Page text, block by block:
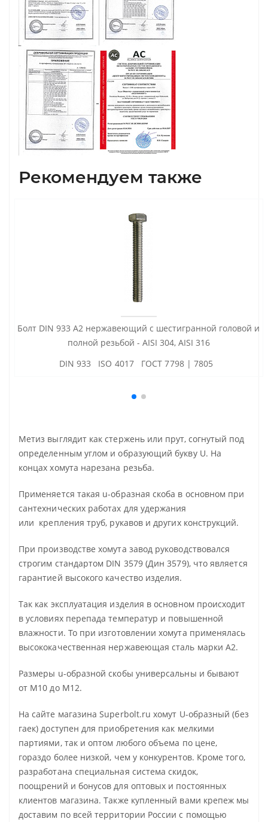
Рекомендуем также
Болт DIN 933 А2 нержавеющий с шестигранной головой и
полной резьбой - AISI 304, AISI 316
DIN 933 ISO 4017 ГОСТ 7798 | 7805
Метиз выглядит как стержень или прут, согнутый под
определенным углом и образующий букву U. На
концах хомута нарезана резьба.
Применяется такая u-образная скоба в основном при
сантехнических работах для удержания
или крепления труб, рукавов и других конструкций.
При производстве хомута завод руководствовался
строгим стандартом DIN 3579 (Дин 3579), что является
гарантией высокого качество изделия.
Так как эксплуатация изделия в основном происходит
в условиях перепада температур и повышенной
влажности. То при изготовлении хомута применялась
высококачественная нержавеющая сталь марки А2.
Размеры u-образной скобы универсальны и бывают
от М10 до М12.
На сайте магазина Superbolt.ru хомут U-образный (без
гаек) доступен для приобретения как мелкими
партиями, так и оптом любого объема по цене,
гораздо более низкой, чем у конкурентов. Кроме того,
разработана специальная система скидок,
поощрений и бонусов для оптовых и постоянных
клиентов магазина. Также купленный вами крепеж мы
доставим по всей территории России с помощью